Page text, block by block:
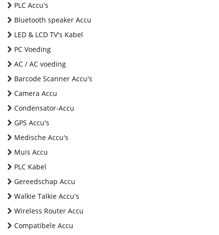
PLC Accu's
Bluetooth speaker Accu
LED & LCD TV's Kabel
PC Voeding
AC / AC voeding
Barcode Scanner Accu's
Camera Accu
Condensator-Accu
GPS Accu's
Medische Accu's
Muis Accu
PLC Kabel
Gereedschap Accu
Walkie Talkie Accu's
Wireless Router Accu
Compatibele Accu